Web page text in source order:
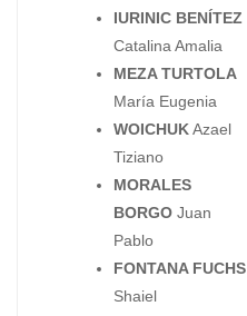
IURINIC BENÍTEZ
Catalina Amalia
MEZA TURTOLA
María Eugenia
WOICHUKAzael
Tiziano
MORALES
BORGO Juan
Pablo
FONTANA FUCHS
Shaiel